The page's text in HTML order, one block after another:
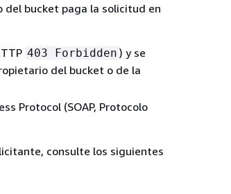
del bucket paga la solicitud en
403 Forbidden ) y se
del bucket o de la
Protocol (SOAP, Protocolo
consulte los siguientes